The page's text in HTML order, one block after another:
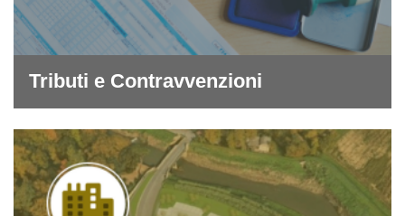
Tributi e Contravvenzioni